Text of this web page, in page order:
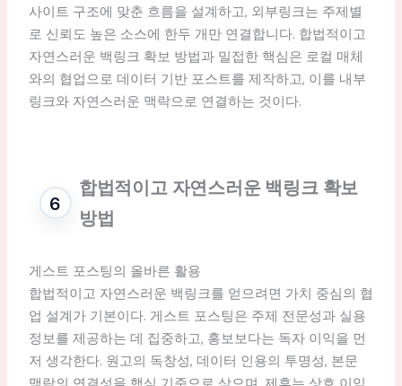
사이트 구조에 맞춘 흐름을 설계하고, 외부링크는 주제별
로 신뢰도 높은 소스에 한두 개만 연결합니다. 합법적이고
자연스러운 백링크 확보 방법과 밀접한 핵심은 로컬 매체
와의 협업으로 데이터 기반 포스트를 제작하고, 이를 내부
링크와 자연스러운 맥락으로 연결하는 것이다.
합법적이고 자연스러운 백링크 확보
방법
게스트 포스팅의 올바른 활용
합법적이고 자연스러운 백링크를 얻으려면 가치 중심의 협
업 설계가 기본이다. 게스트 포스팅은 주제 전문성과 실용
정보를 제공하는 데 집중하고, 홍보보다는 독자 이익을 먼
저 생각한다. 원고의 독창성, 데이터 인용의 투명성, 본문